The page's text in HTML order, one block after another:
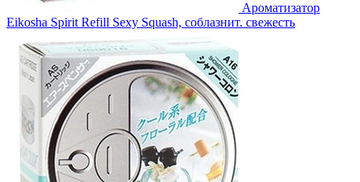
Ароматизатор
Eikosha Spirit Refill Sexy Squash, соблазнит. свежесть